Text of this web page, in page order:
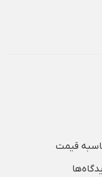
قیمت